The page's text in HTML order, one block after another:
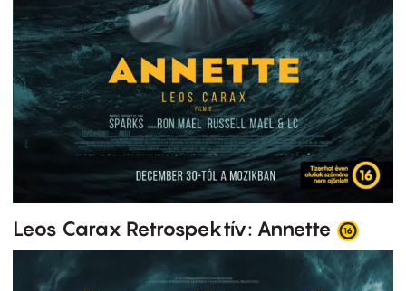
Leos Carax Retrospektív: Annette